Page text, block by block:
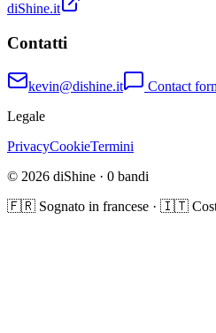
diShine.it
Contatti
kevin@dishine.it
Contact
Legale
PrivacyCookieTermini
© 2026 diShine · 0 bandi
🇫🇷 Sognato in francese · 🇮🇹